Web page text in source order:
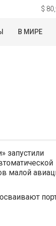
$
В МИРЕ
запустили
малой